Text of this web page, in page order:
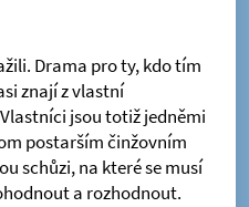
Drama pro ty, kdo tím
znají z vlastní
jsou totiž jedněmi
postarším činžovním
schůzi, na které se musí
a rozhodnout.